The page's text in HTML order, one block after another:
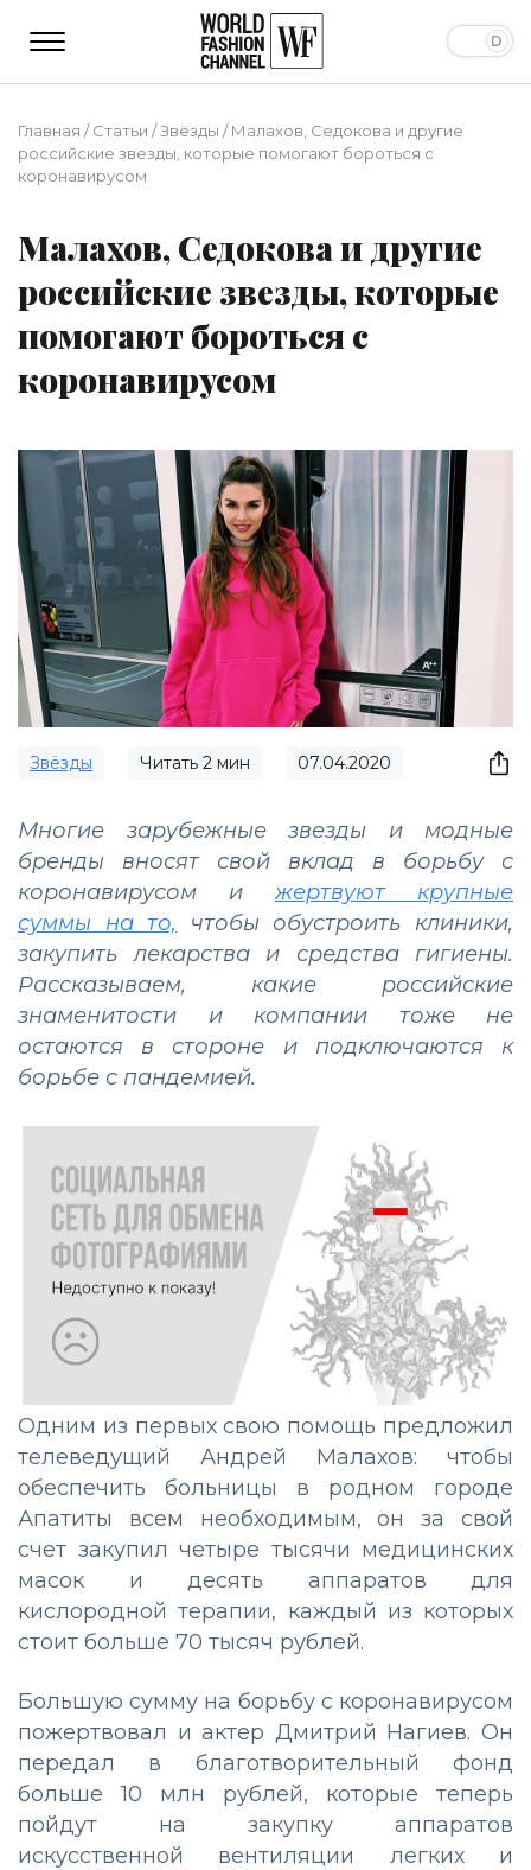
Главная /Статьи /Звёзды /Малахов, Седокова и другие
российские звезды, которые помогают бороться с
коронавирусом
Малахов, Седокова и другие
российские звезды, которые
помогают бороться с
коронавирусом
Звёзды Читать 2 мин 07.04.2020
Многие зарубежные звезды и модные
бренды вносят свой вклад в борьбу с
коронавирусом ижертвуют крупные
суммы на то,
чтобы обустроить клиники,
закупить лекарства и средства гигиены.
Рассказываем, какие российские
знаменитости и компании тоже не
остаются в стороне и подключаются к
борьбе с пандемией.
Одним из первых свою помощь предложил
телеведущий Андрей Малахов: чтобы
обеспечить больницы в родном городе
Апатиты всем необходимым, он за свой
счет закупил четыре тысячи медицинских
масок и десять аппаратов для
кислородной терапии, каждый из которых
стоит больше 70 тысяч рублей.
Большую сумму на борьбу с коронавирусом
пожертвовал и актер Дмитрий Нагиев. Он
передал в благотворительный фонд
больше 10 млн рублей, которые теперь
пойдут на закупку аппаратов
искусственной вентиляции легких и